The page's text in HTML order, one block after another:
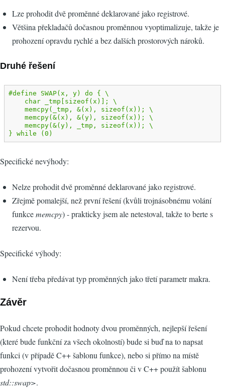
Lze prohodit dvě proměnné deklarované jako registrové.
Většina překladačů dočasnou proměnnou vyoptimalizuje, takže je
prohození opravdu rychlé a bez dalších prostorových nároků.
Druhé řešení
#define SWAP(x, y) do { \
    char _tmp[sizeof(x)]; \
    memcpy(_tmp, &(x), sizeof(x)); \
    memcpy(&(x), &(y), sizeof(x)); \
    memcpy(&(y), _tmp, sizeof(x)); \
} while (0)
Specifické nevýhody:
Nelze prohodit dvě proměnné deklarované jako registrové.
Zřejmě pomalejší, než první řešení (kvůli trojnásobnému volání
funkcememcpy) - prakticky jsem ale netestoval, takže to berte s
rezervou.
Specifické výhody:
Není třeba předávat typ proměnných jako třetí parametr makra.
Závěr
Pokud chcete prohodit hodnoty dvou proměnných, nejlepší řešení
(které bude funkční za všech okolností) bude si buď na to napsat
funkci (v případě C++ šablonu funkce), nebo si přímo na místě
prohození vytvořit dočasnou proměnnou či v C++ použít šablonu
std::swap>.